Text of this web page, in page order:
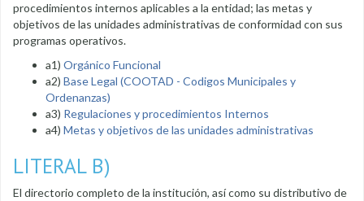
procedimientos internos aplicables a la entidad; las metas y
objetivos de las unidades administrativas de conformidad con sus
programas operativos.
a1) Orgánico Funcional
a2) Base Legal (COOTAD - Codigos Municipales y
Ordenanzas)
a3) Regulaciones y procedimientos Internos
a4) Metas y objetivos de las unidades administrativas
LITERAL B)
El directorio completo de la institución, así como su distributivo de